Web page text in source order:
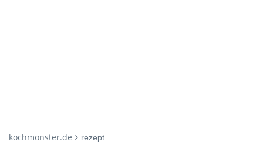
kochmonster.de rezept